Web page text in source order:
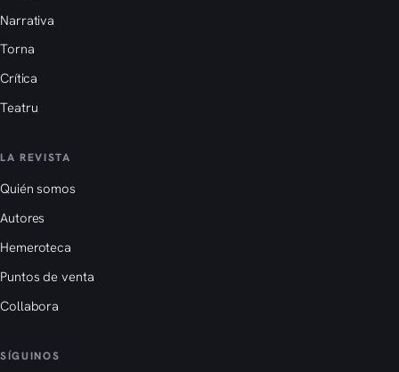
Narrativa
Torna
Crítica
Teatru
LA REVISTA
Quién somos
Autores
Hemeroteca
Puntos de venta
Collabora
SÍGUINOS